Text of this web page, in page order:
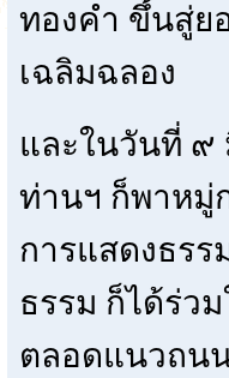
ทองคำ ขึ้นสู่ย
เฉลิมฉลอง
และในวันที่
ท่านฯ ก็พาหมู่
การแสดงธร
ธรรม ก็ได้ร่ว
ตลอดแนวถน